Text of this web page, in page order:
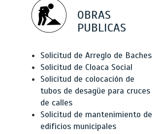
OBRAS
PUBLICAS
Solicitud de Arreglo de Baches
Solicitud de Cloaca Social
Solicitud de colocación de
tubos de desagüe para cruces
de calles
Solicitud de mantenimiento de
edificios municipales